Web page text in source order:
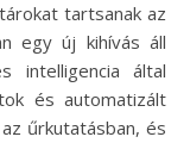
tartsanak az
egy új kihívás áll
intelligencia által
és automatizált
űrkutatásban, és